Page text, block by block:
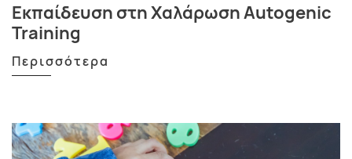
Εκπαίδευση στη Χαλάρωση Autogenic
Training
Περισσότερα